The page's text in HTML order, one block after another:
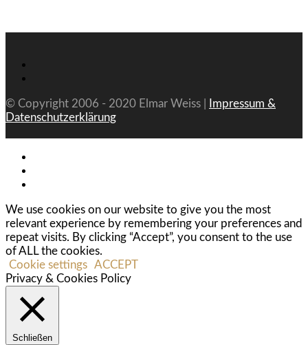
© Copyright 2006 - 2020 Elmar Weiss |
Impressum &
Datenschutzerklärung
We use cookies on our website to give you the most
relevant experience by remembering your preferences and
repeat visits. By clicking “Accept”, you consent to the use
of ALL the cookies.
Cookie settings ACCEPT
Privacy & Cookies Policy
Schließen